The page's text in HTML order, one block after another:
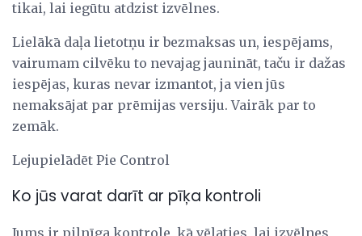
tikai, lai iegūtu atdzist izvēlnes.
Lielākā daļa lietotņu ir bezmaksas un, iespējams,
vairumam cilvēku to nevajag jaunināt, taču ir dažas
iespējas, kuras nevar izmantot, ja vien jūs
nemaksājat par prēmijas versiju. Vairāk par to
zemāk.
Lejupielādēt Pie Control
Ko jūs varat darīt ar pīķa kontroli
Jums ir pilnīga kontrole, kā vēlaties, lai izvēlnes